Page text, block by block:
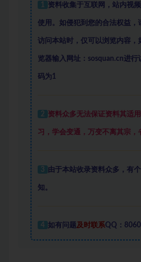
1 资料收集于互联网 ， 站内视
使用。如侵犯到您的合法权益，
访问本站时，仅可以浏览内容，
览器输入网址：sosquan.cn进行
码为1
2 资料众多无法保证资料其适
习，学会变通，万变不离其宗，
3 由于本站收录资料众多，有
知。
4 如有问题及时联系QQ：